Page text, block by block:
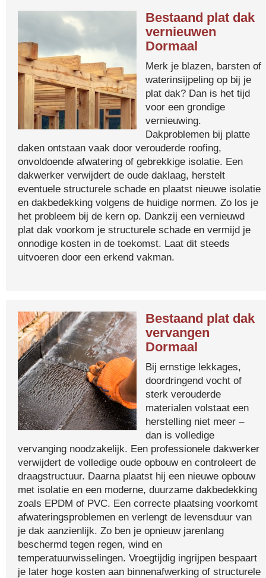
Bestaand plat dak
vernieuwen
Dormaal
Merk je blazen, barsten of
waterinsijpeling op bij je
plat dak? Dan is het tijd
voor een grondige
vernieuwing.
Dakproblemen bij platte
daken ontstaan vaak door verouderde roofing,
onvoldoende afwatering of gebrekkige isolatie. Een
dakwerker verwijdert de oude daklaag, herstelt
eventuele structurele schade en plaatst nieuwe isolatie
en dakbedekking volgens de huidige normen. Zo los je
het probleem bij de kern op. Dankzij een vernieuwd
plat dak voorkom je structurele schade en vermijd je
onnodige kosten in de toekomst. Laat dit steeds
uitvoeren door een erkend vakman.
Bestaand plat dak
vervangen
Dormaal
Bij ernstige lekkages,
doordringend vocht of
sterk verouderde
materialen volstaat een
herstelling niet meer –
dan is volledige
vervanging noodzakelijk. Een professionele dakwerker
verwijdert de volledige oude opbouw en controleert de
draagstructuur. Daarna plaatst hij een nieuwe opbouw
met isolatie en een moderne, duurzame dakbedekking
zoals EPDM of PVC. Een correcte plaatsing voorkomt
afwateringsproblemen en verlengt de levensduur van
je dak aanzienlijk. Zo ben je opnieuw jarenlang
beschermd tegen regen, wind en
temperatuurwisselingen. Vroegtijdig ingrijpen bespaart
je later hoge kosten aan binnenafwerking of structurele